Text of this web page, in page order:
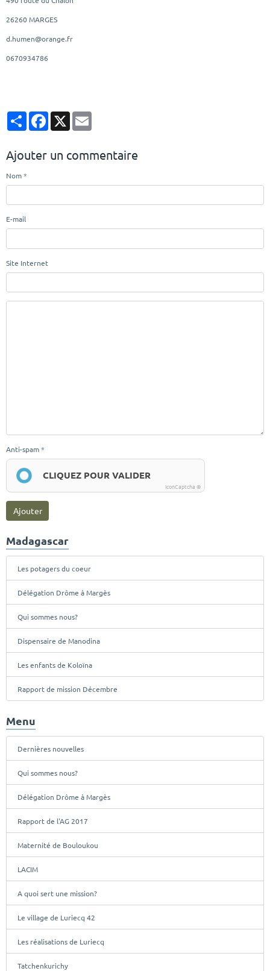
26260 MARGES
d.humen@orange.fr
0670934786
PartagerFacebook
X
Ajouter un commentaire
Nom
E-mail
Site Internet
Anti-spam
CLIQUEZ POUR VALIDER
IconCaptcha ©
Ajouter
Madagascar
Les potagers du coeur
Délégation Drôme à Margès
Qui sommes nous?
Dispensaire de Manodina
Les enfants de Koloïna
Rapport de mission Décembre
Menu
Dernières nouvelles
Qui sommes nous?
Délégation Drôme à Margès
Rapport de l'AG 2017
Maternité de Bouloukou
LACIM
A quoi sert une mission?
Le village de Luriecq 42
Les réalisations de Luriecq
Tatchenkurichy